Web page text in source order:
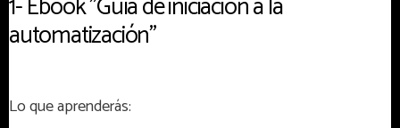
automatización"
Lo que aprenderás: